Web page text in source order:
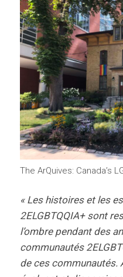
The ArQuives: Canada’s
« Les histoires et les
2ELGBTQQIA+ sont
l’ombre pendant des
communautés
de ces communautés.